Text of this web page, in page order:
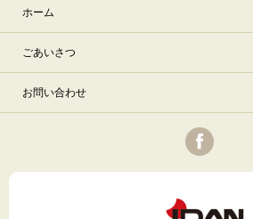
ホーム
ごあいさつ
お問い合わせ